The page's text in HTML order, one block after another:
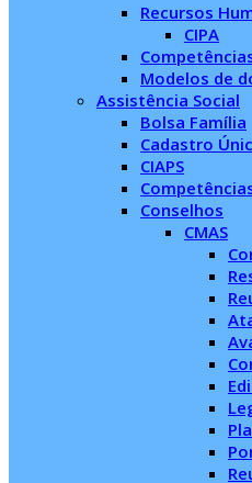
Recursos
CIPA
Modelos de
Assistência Social
Bolsa Família
Cadastro
CIAPS
Conselhos
CMAS